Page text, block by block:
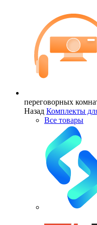
переговорных
Назад Комплекты
Все товары